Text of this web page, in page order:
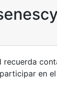
recuerda
en el